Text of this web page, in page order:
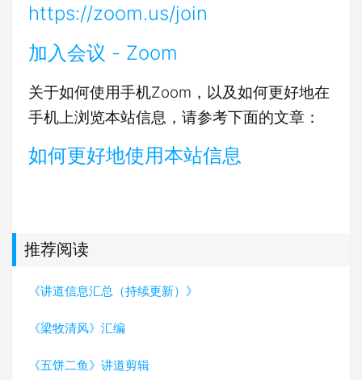
https://zoom.us/join
加入会议 - Zoom
关于如何使用手机Zoom，以及如何更好地在
手机上浏览本站信息，请参考下面的文章：
如何更好地使用本站信息
推荐阅读
《讲道信息汇总（持续更新）》
《梁牧清风》汇编
《五饼二鱼》讲道剪辑